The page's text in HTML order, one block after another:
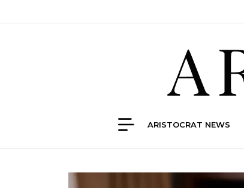
ARISTOCRAT NEWS